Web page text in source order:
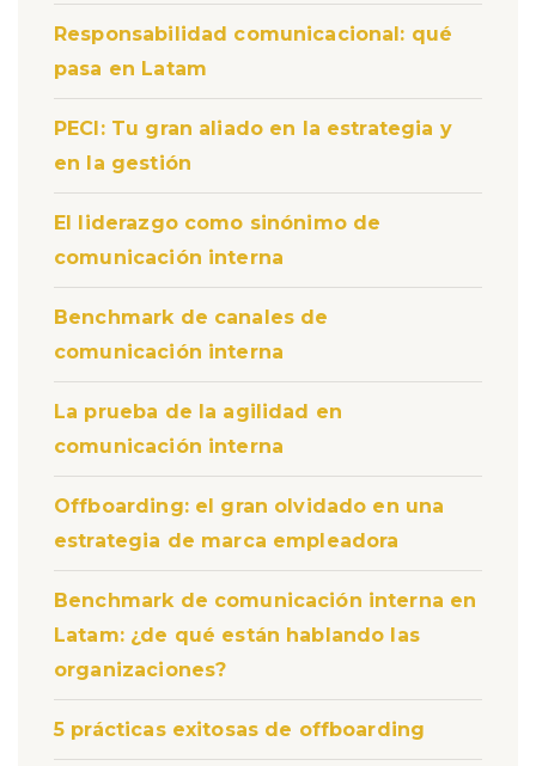
Responsabilidad comunicacional: qué
pasa en Latam
PECI: Tu gran aliado en la estrategia y
en la gestión
El liderazgo como sinónimo de
comunicación interna
Benchmark de canales de
comunicación interna
La prueba de la agilidad en
comunicación interna
Offboarding: el gran olvidado en una
estrategia de marca empleadora
Benchmark de comunicación interna en
Latam: ¿de qué están hablando las
organizaciones?
5 prácticas exitosas de offboarding